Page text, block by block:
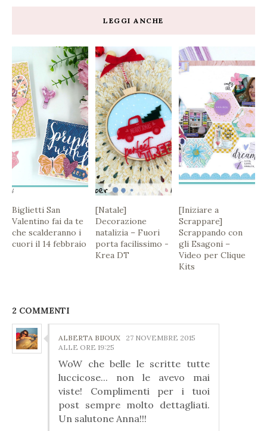
LEGGI ANCHE
Biglietti San
Valentino fai da te
che scalderanno i
cuori il 14 febbraio
[Natale]
Decorazione
natalizia – Fuori
porta facilissimo -
Krea DT
[Iniziare a
Scrappare]
Scrappando con
gli Esagoni –
Video per Clique
Kits
2 COMMENTI
ALBERTA BIJOUX
27 NOVEMBRE 2015
ALLE ORE 19:25
WoW che belle le scritte tutte
luccicose... non le avevo mai
viste! Complimenti per i tuoi
post sempre molto dettagliati.
Un salutone Anna!!!